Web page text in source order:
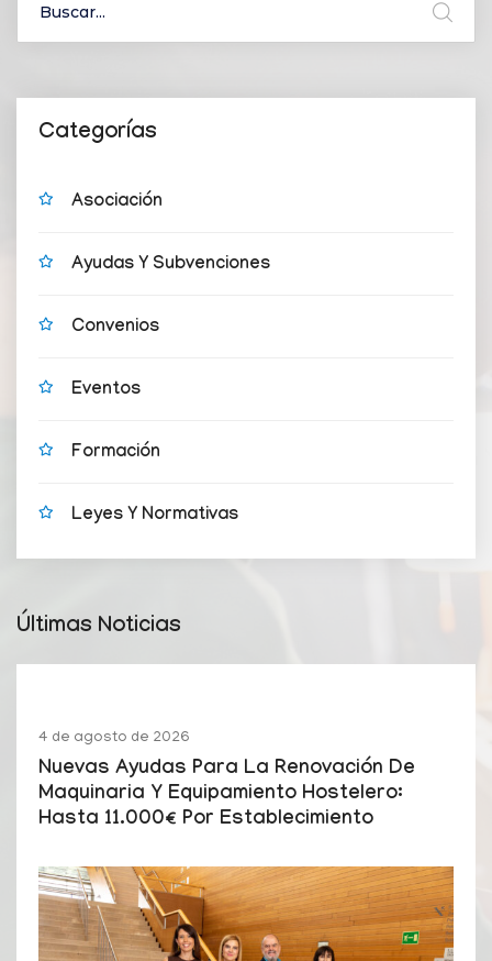
Categorías
Asociación
Ayudas Y Subvenciones
Convenios
Eventos
Formación
Leyes Y Normativas
Últimas Noticias
4 de agosto de 2026
Nuevas Ayudas Para La Renovación De
Maquinaria Y Equipamiento Hostelero:
Hasta 11.000€ Por Establecimiento